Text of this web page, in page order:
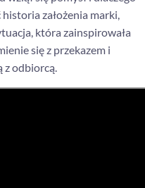
założenia marki,
która zainspirowała
się z przekazem i
z odbiorcą.